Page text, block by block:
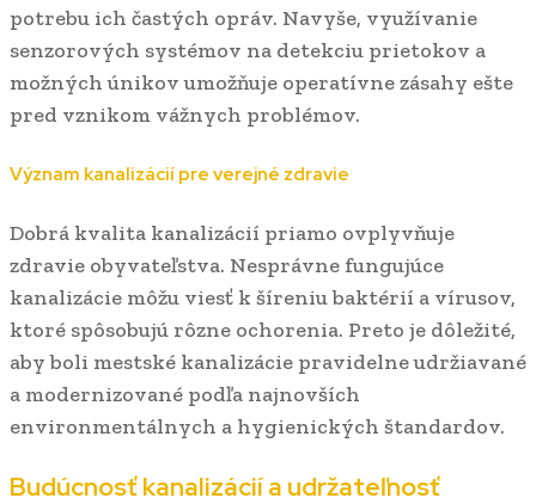
potrebu ich častých opráv. Navyše, využívanie
senzorových systémov na detekciu prietokov a
možných únikov umožňuje operatívne zásahy ešte
pred vznikom vážnych problémov.
Význam kanalizácií pre verejné zdravie
Dobrá kvalita kanalizácií priamo ovplyvňuje
zdravie obyvateľstva. Nesprávne fungujúce
kanalizácie môžu viesť k šíreniu baktérií a vírusov,
ktoré spôsobujú rôzne ochorenia. Preto je dôležité,
aby boli mestské kanalizácie pravidelne udržiavané
a modernizované podľa najnovších
environmentálnych a hygienických štandardov.
Budúcnosť kanalizácií a udržateľnosť